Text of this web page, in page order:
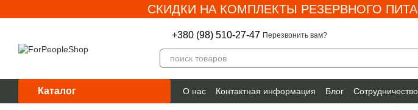
СКИДКИ НА КОМПЛЕКТЫ РЕЗЕРВНОГО
+380 (98) 510-27-47 Перезвонить вам?
Каталог О нас Контактная информация Блог Сотрудничество
Гарантия